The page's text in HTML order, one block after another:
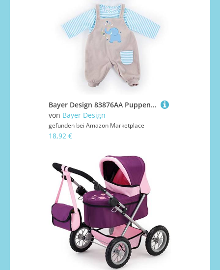
Bayer Design 83876AA Puppenkleidung, Puppenoutfit 33-38 cm, mehrteilige Puppenanziehsachen, Puppenzubehör
von Bayer Design
gefunden bei Amazon Marketplace
18,92 €